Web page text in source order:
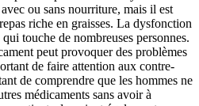
ou sans nourriture, mais il est
riche en graisses. La dysfonction
touche de nombreuses personnes.
peut provoquer des problèmes
de faire attention aux contre-
de comprendre que les hommes ne
médicaments sans avoir à